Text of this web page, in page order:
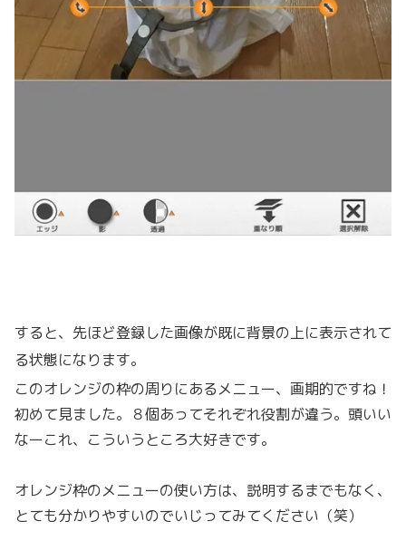
すると、先ほど登録した画像が既に背景の上に表示されて
る状態になります。
このオレンジの枠の周りにあるメニュー、画期的ですね！
初めて見ました。８個あってそれぞれ役割が違う。頭いい
なーこれ、こういうところ大好きです。
オレンジ枠のメニューの使い方は、説明するまでもなく、
とても分かりやすいのでいじってみてください（笑）